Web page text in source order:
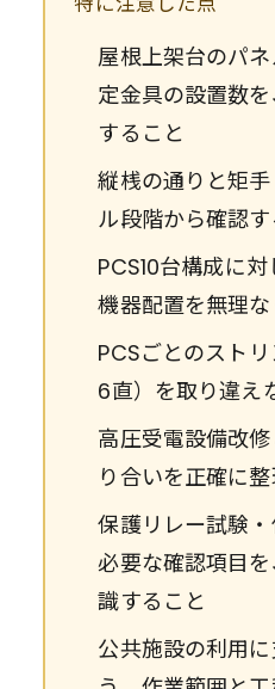
屋根上架台のパ
定金具の設置数
すること
縦桟の通りと矩
ル段階から確認
PCS10台構成に
機器配置を無理
PCSごとのスト
6直）を取り違え
高圧受電設備改
り合いを正確に
保護リレー試験
必要な確認項目
識すること
公共施設の利用